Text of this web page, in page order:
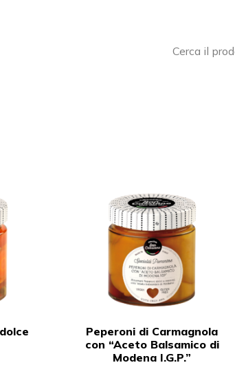
Cerca il
Peperoni di Carmagnola
con “Aceto Balsamico di
Modena I.G.P.”